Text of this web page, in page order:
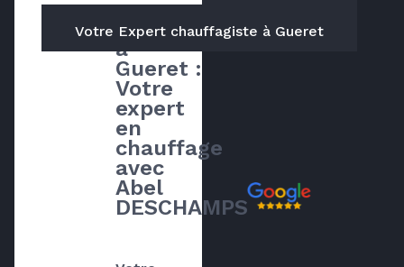
Chauffagiste
à
Gueret :
Votre
expert
en
chauffage
avec
Abel
DESCHAMPS
Votre Expert chauffagiste à Gueret
Avis clients
sur Abel